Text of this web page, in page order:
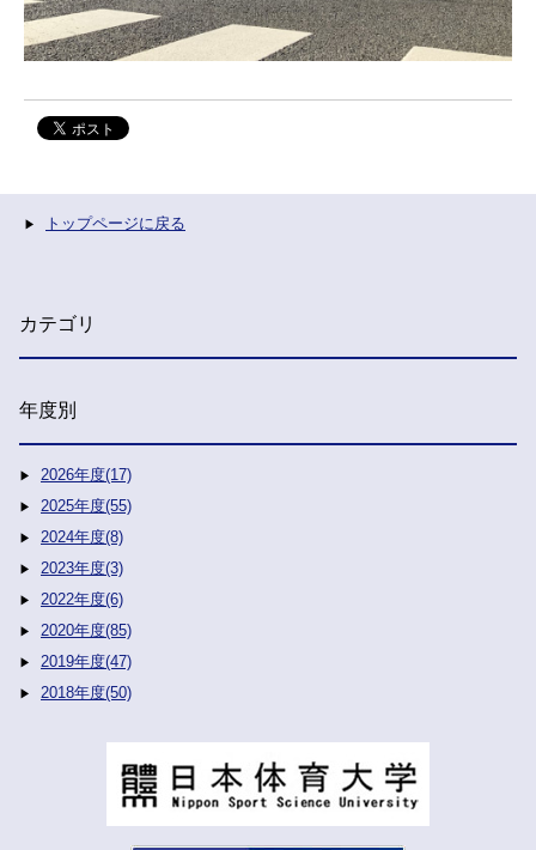
トップページに戻る
カテゴリ
年度別
2026年度(17)
2025年度(55)
2024年度(8)
2023年度(3)
2022年度(6)
2020年度(85)
2019年度(47)
2018年度(50)